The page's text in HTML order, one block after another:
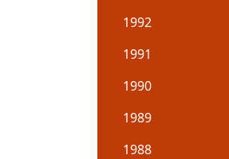
1992
1991
1990
1989
1988